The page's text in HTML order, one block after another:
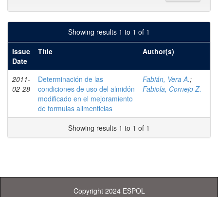
Showing results 1 to 1 of 1
Issue
Date
Title Author(s)
2011-
02-28
Determinación de las
condiciones de uso del almidón
modificado en el mejoramiento
de formulas alimenticias
Fabián, Vera A.;
Fabiola, Cornejo Z.
Showing results 1 to 1 of 1
Copyright 2024 ESPOL